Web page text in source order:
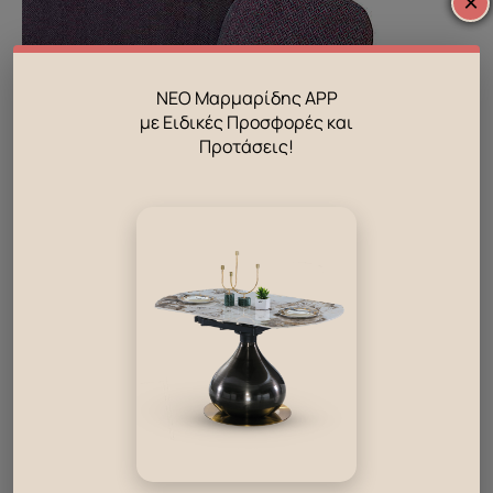
ΝΕΟ Μαρμαρίδης APP
με Ειδικές Προσφορές και
Προτάσεις!